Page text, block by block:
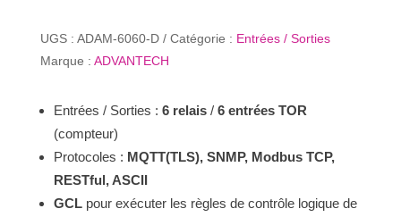
UGS : ADAM-6060-D Catégorie : Entrées / Sorties
Marque : ADVANTECH
Entrées / Sorties : 6 relais/ 6 entrées TOR
(compteur)
Protocoles : MQTT(TLS), SNMP, Modbus TCP,
RESTful, ASCII
GCLpour exécuter les règles de contrôle logique de